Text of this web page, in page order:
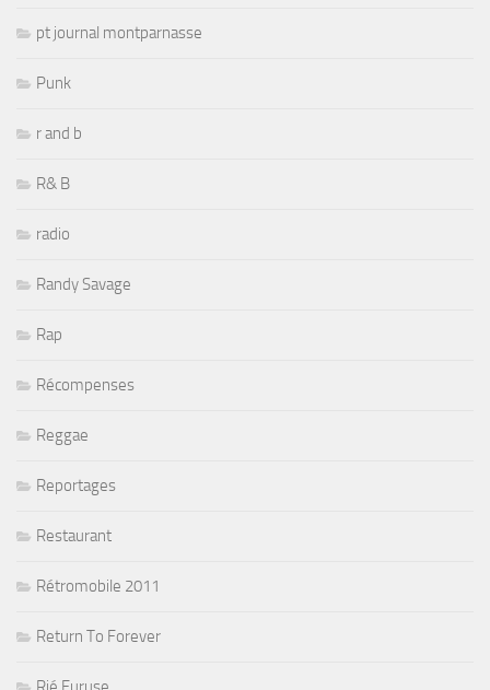
pt journal montparnasse
Punk
r and b
R& B
radio
Randy Savage
Rap
Récompenses
Reggae
Reportages
Restaurant
Rétromobile 2011
Return To Forever